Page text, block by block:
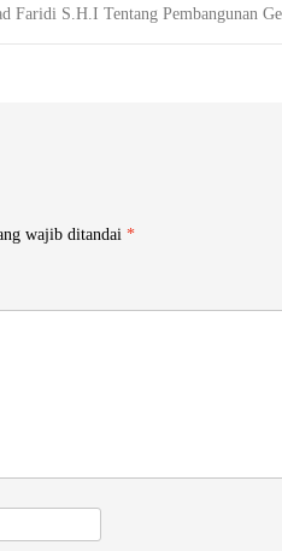
Faridi S.H.I Tentang Pembangunan
wajib ditandai *